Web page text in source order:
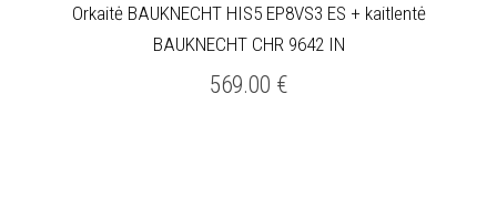
Orkaitė BAUKNECHT HIS5 EP8VS3 ES + kaitlentė
BAUKNECHT CHR 9642 IN
569.00 €